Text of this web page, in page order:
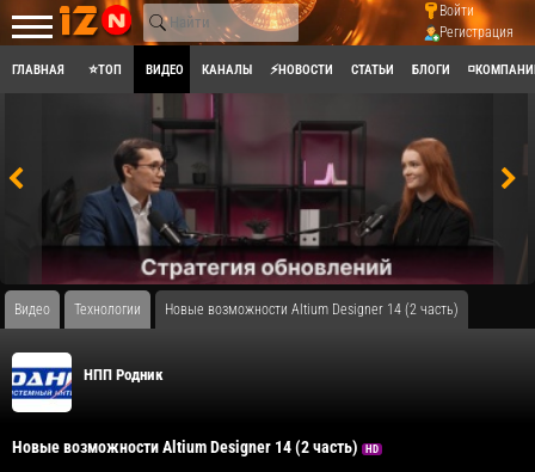
Войти
Регистрация
ГЛАВНАЯ ⭐ТОП ВИДЕО КАНАЛЫ ⚡НОВОСТИ СТАТЬИ БЛОГИ
Видео Технологии Новые возможности Altium Designer 14 (2 часть)
НПП Родник
Новые возможности Altium Designer 14 (2 часть) HD